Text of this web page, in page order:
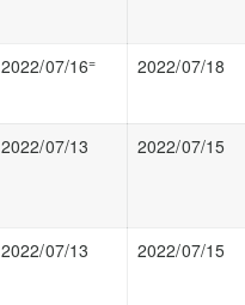
2022/07/16= 2022/07/18
2022/07/13 2022/07/15
2022/07/13 2022/07/15